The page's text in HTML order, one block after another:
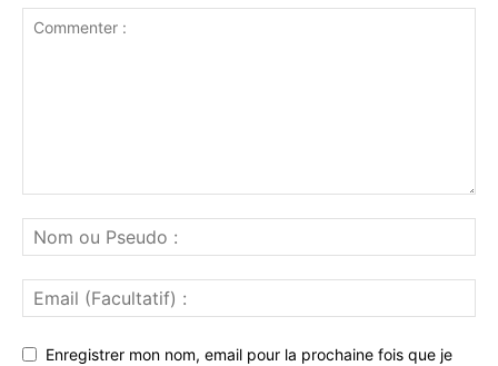
Enregistrer mon nom, email pour la prochaine fois que je